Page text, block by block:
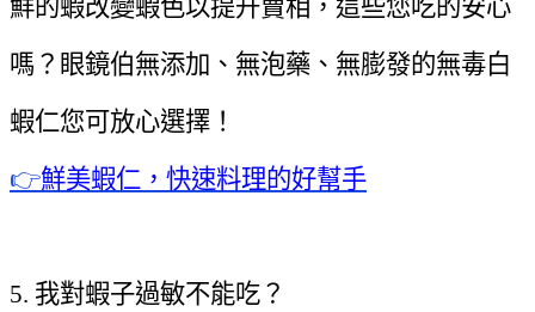
鮮的蝦改變蝦色以提升賣相，這些您吃的安心
嗎？眼鏡伯無添加、無泡藥、無膨發的無毒白
蝦仁您可放心選擇！
👉鮮美蝦仁，快速料理的好幫手
5. 我對蝦子過敏不能吃？